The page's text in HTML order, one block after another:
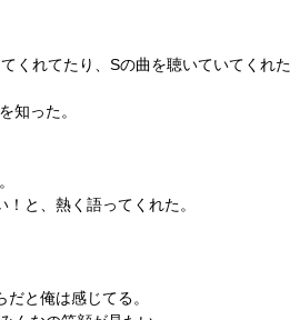
くれてたり、Sの曲を聴いていてくれ
知った。
と、熱く語ってくれた。
と俺は感じてる。